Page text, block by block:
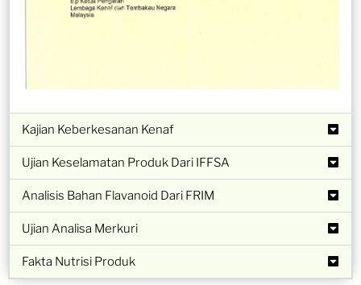
Kajian Keberkesanan Kenaf
Ujian Keselamatan Produk Dari IFFSA
Analisis Bahan Flavanoid Dari FRIM
Ujian Analisa Merkuri
Fakta Nutrisi Produk